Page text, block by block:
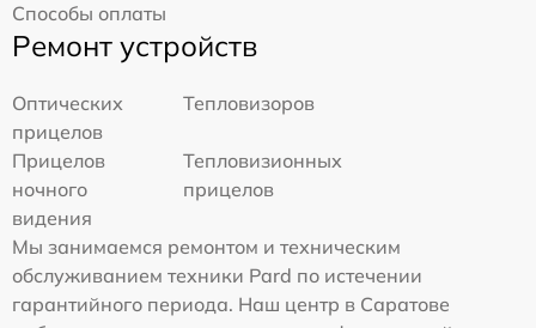
Способы оплаты
Ремонт устройств
Оптических
прицелов
Тепловизоров
Прицелов
ночного
видения
Тепловизионных
прицелов
Мы занимаемся ремонтом и техническим
обслуживанием техники Pard по истечении
гарантийного периода. Наш центр в Саратове